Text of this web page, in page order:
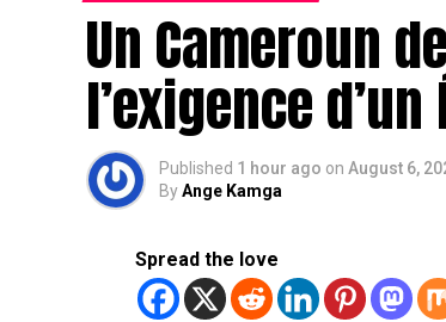
Un Cameroun
l’exigence
Published 1 hour ago on August 6,
ByAnge Kamga
Spread the love